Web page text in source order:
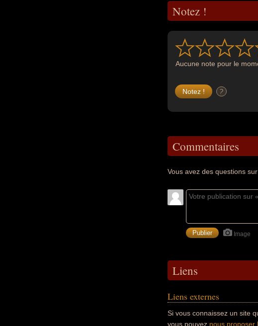
Notez !
Aucune note pour le
?
Commentaires
Vous avez des questions
Image
Liens
Liens externes
Si vous connaissez un site
vous pouvez nous proposer